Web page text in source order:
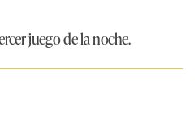
juego de la noche.